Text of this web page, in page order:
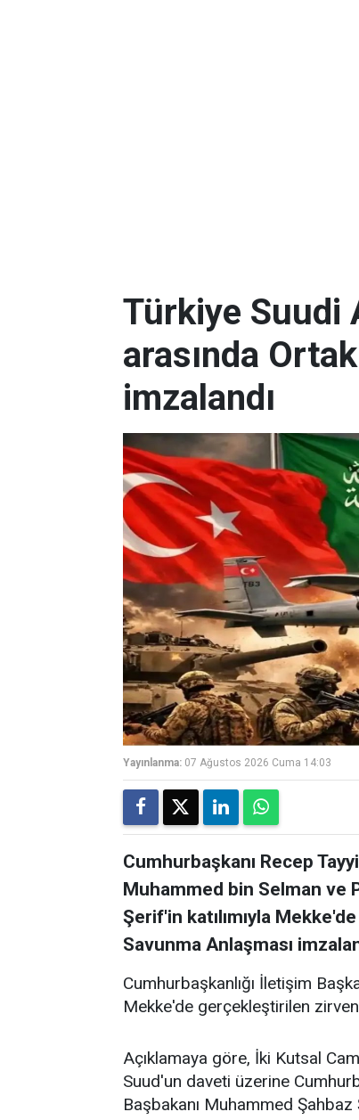
Türkiye Suudi
arasında
imzalandı
Yayınlanma: 07 Ağustos 2026 Cuma 14:03
Cumhurbaşkanı Recep
Muhammed bin Selman ve
Şerif'in katılımıyla
Savunma Anlaşması
Cumhurbaşkanlığı İletişim
Mekke'de gerçekleştirilen
Açıklamaya göre, İki Kutsal
Suud'un daveti üzerine
Başbakanı Muhammed